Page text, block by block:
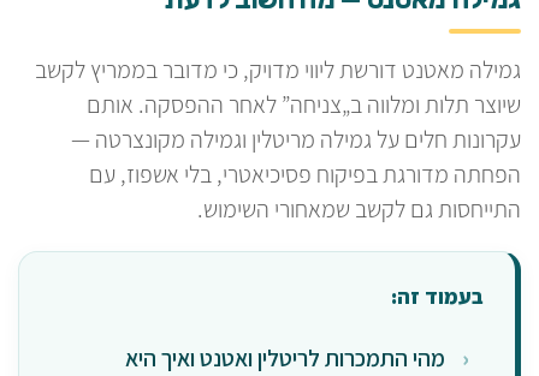
גמילה מאטנט דורשת ליווי מדויק, כי מדובר בממריץ לקשב
שיוצר תלות ומלווה ב„צניחה” לאחר ההפסקה. אותם
עקרונות חלים על גמילה מריטלין וגמילה מקונצרטה —
הפחתה מדורגת בפיקוח פסיכיאטרי, בלי אשפוז, עם
התייחסות גם לקשב שמאחורי השימוש.
בעמוד זה:
מהי התמכרות לריטלין ואטנט ואיך היא